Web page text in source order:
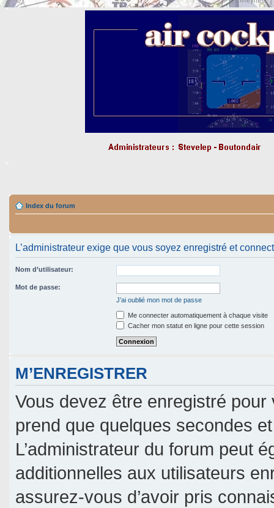
Index du forum
L’administrateur exige que vous soyez enregistré et
Nom d’utilisateur:
Mot de passe:
J’ai oublié mon mot de passe
Me connecter automatiquement à chaque visite
Cacher mon statut en ligne pour cette session
M’ENREGISTRER
Vous devez être enregistré pour
prend que quelques secondes
L’administrateur du forum peut
additionnelles aux utilisateurs
assurez-vous d’avoir pris